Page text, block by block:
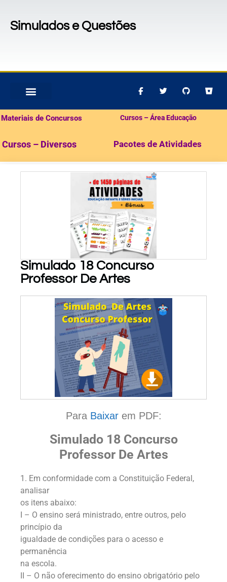
Simulados e Questões
Materiais de Concursos Cursos – Área Educação
Cursos – Diversos Pacotes de Atividades
PARA BAIXAR!
Simulado 18 Concurso
Professor De Artes
Para Baixarem PDF:
Simulado 18 Concurso
Professor De Artes
1. Em conformidade com a Constituição Federal,
analisar
os itens abaixo:
I – O ensino será ministrado, entre outros, pelo
princípio da
igualdade de condições para o acesso e
permanência
na escola.
II – O não oferecimento do ensino obrigatório pelo